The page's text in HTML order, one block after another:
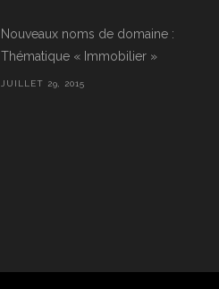
Nouveaux noms de domaine :
Thématique « Immobilier »
JUILLET 29, 2015